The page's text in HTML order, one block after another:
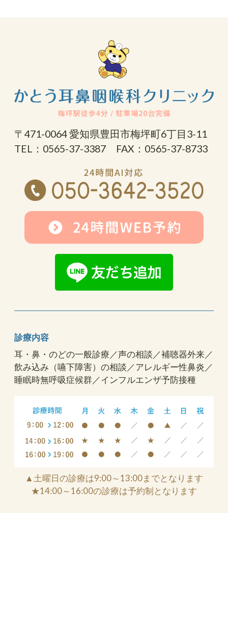
〒471-0064 愛知県豊田市梅坪町6丁目3-11
TEL：0565-37-3387 FAX：0565-37-8733
診療内容
耳・鼻・のどの一般診療／声の相談／補聴器外来／
飲み込み（嚥下障害）の相談／アレルギー性鼻炎／
睡眠時無呼吸症候群／インフルエンザ予防接種
▲土曜日の診療は9:00～13:00までとなります
★14:00～16:00の診療は予約制となります